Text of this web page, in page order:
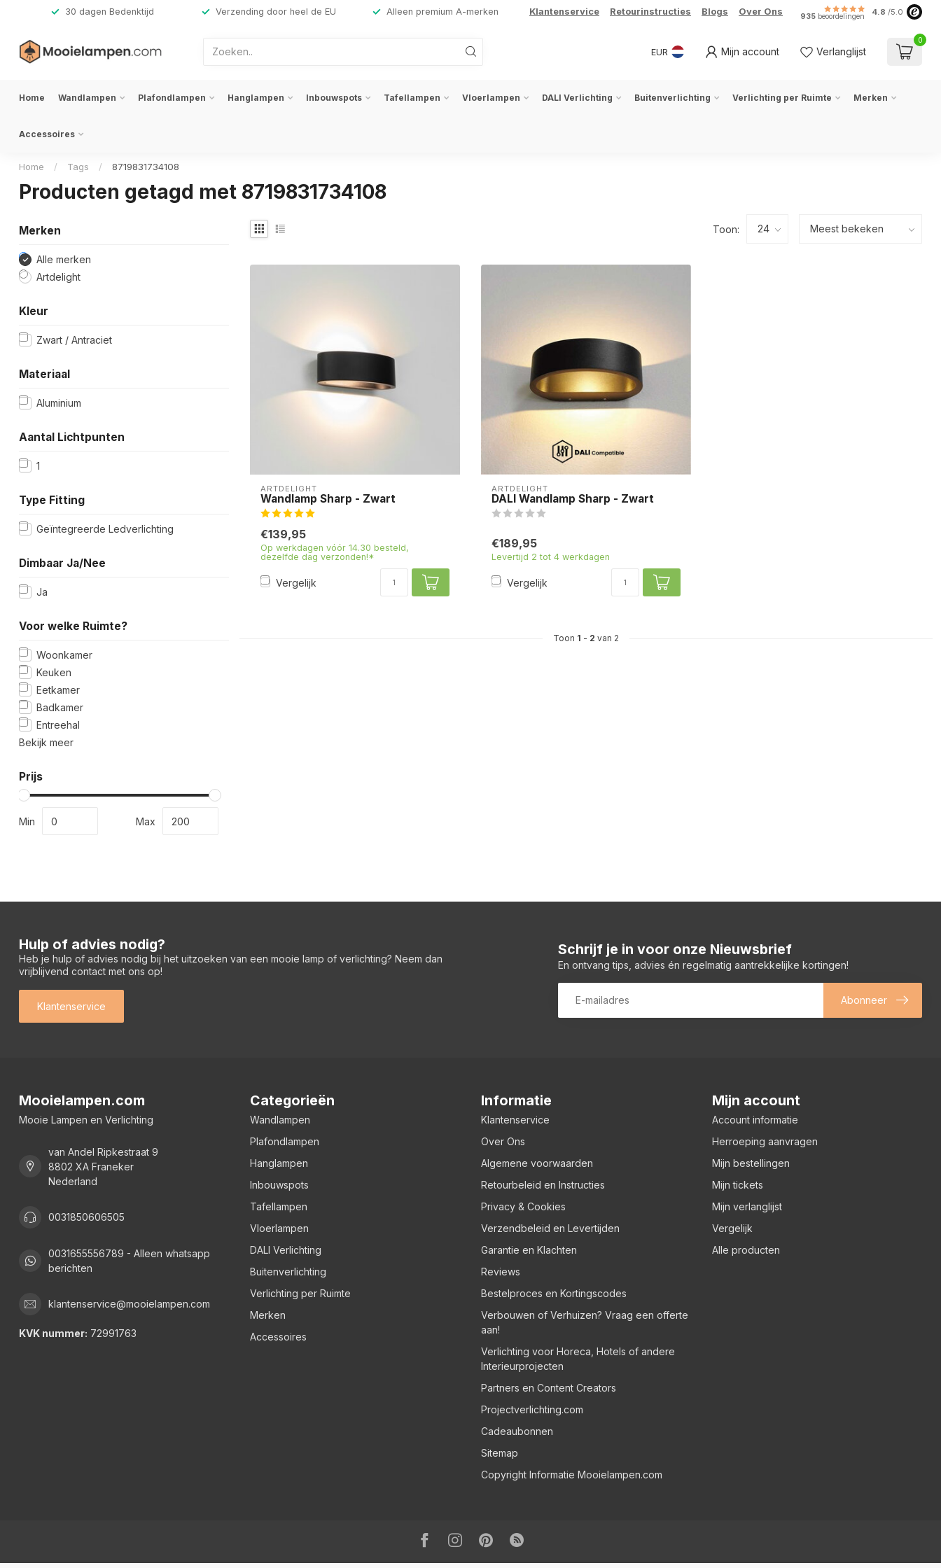
30 dagen Bedenktijd Verzending door heel de EU Alleen premium A-merken Klantenservice Retourinstructies Blogs Over Ons 935 beoordelingen 4.8 /5.0
EUR Mijn account Verlanglijst
0
Home Wandlampen Plafondlampen Hanglampen Inbouwspots Tafellampen Vloerlampen DALI Verlichting Buitenverlichting Verlichting per Ruimte Merken
Accessoires
Home / Tags / 8719831734108
Producten getagd met 8719831734108
Merken
Alle merken
Artdelight
Kleur
Zwart / Antraciet
Materiaal
Aluminium
Aantal Lichtpunten
1
Type Fitting
Geïntegreerde Ledverlichting
Dimbaar Ja/Nee
Ja
Voor welke Ruimte?
Woonkamer
Keuken
Eetkamer
Badkamer
Entreehal
Bekijk meer
Prijs
Min Max
Toon:
ARTDELIGHT
Wandlamp Sharp - Zwart
€139,95
Op werkdagen vóór 14.30 besteld,
dezelfde dag verzonden!*
Vergelijk
ARTDELIGHT
DALI Wandlamp Sharp - Zwart
€189,95
Levertijd 2 tot 4 werkdagen
Vergelijk
Toon 1 - 2 van 2
Hulp of advies nodig?
Heb je hulp of advies nodig bij het uitzoeken van een mooie lamp of verlichting? Neem dan
vrijblijvend contact met ons op!
Klantenservice
Schrijf je in voor onze Nieuwsbrief
En ontvang tips, advies én regelmatig aantrekkelijke kortingen!
Abonneer
Mooielampen.com
Mooie Lampen en Verlichting
van Andel Ripkestraat 9
8802 XA Franeker
Nederland
0031850606505
0031655556789 - Alleen whatsapp
berichten
klantenservice@mooielampen.com
KVK nummer: 72991763
Categorieën
Wandlampen
Plafondlampen
Hanglampen
Inbouwspots
Tafellampen
Vloerlampen
DALI Verlichting
Buitenverlichting
Verlichting per Ruimte
Merken
Accessoires
Informatie
Klantenservice
Over Ons
Algemene voorwaarden
Retourbeleid en Instructies
Privacy & Cookies
Verzendbeleid en Levertijden
Garantie en Klachten
Reviews
Bestelproces en Kortingscodes
Verbouwen of Verhuizen? Vraag een offerte
aan!
Verlichting voor Horeca, Hotels of andere
Interieurprojecten
Partners en Content Creators
Projectverlichting.com
Cadeaubonnen
Sitemap
Copyright Informatie Mooielampen.com
Mijn account
Account informatie
Herroeping aanvragen
Mijn bestellingen
Mijn tickets
Mijn verlanglijst
Vergelijk
Alle producten